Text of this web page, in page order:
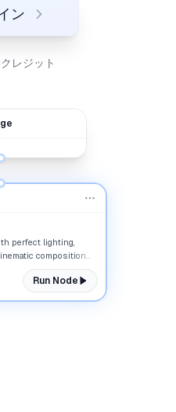
ン
レジット
perfect lighting,
composition...
Run Node